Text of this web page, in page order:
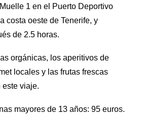
1 en el Puerto Deportivo
costa oeste de Tenerife, y
de 2.5 horas.
orgánicas, los aperitivos de
locales y las frutas frescas
viaje.
mayores de 13 años: 95 euros.